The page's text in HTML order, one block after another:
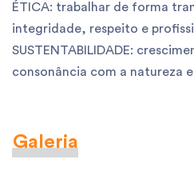
ÉTICA: trabalhar de forma
integridade, respeito e
SUSTENTABILIDADE:
consonância com a natureza
Galeria